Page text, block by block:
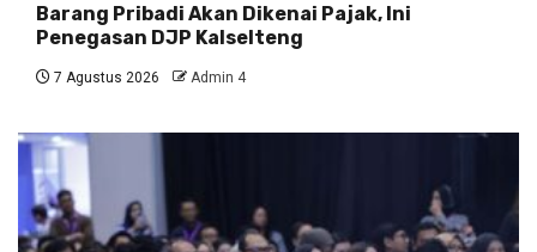
Barang Pribadi Akan Dikenai Pajak, Ini
Penegasan DJP Kalselteng
7 Agustus 2026 Admin 4